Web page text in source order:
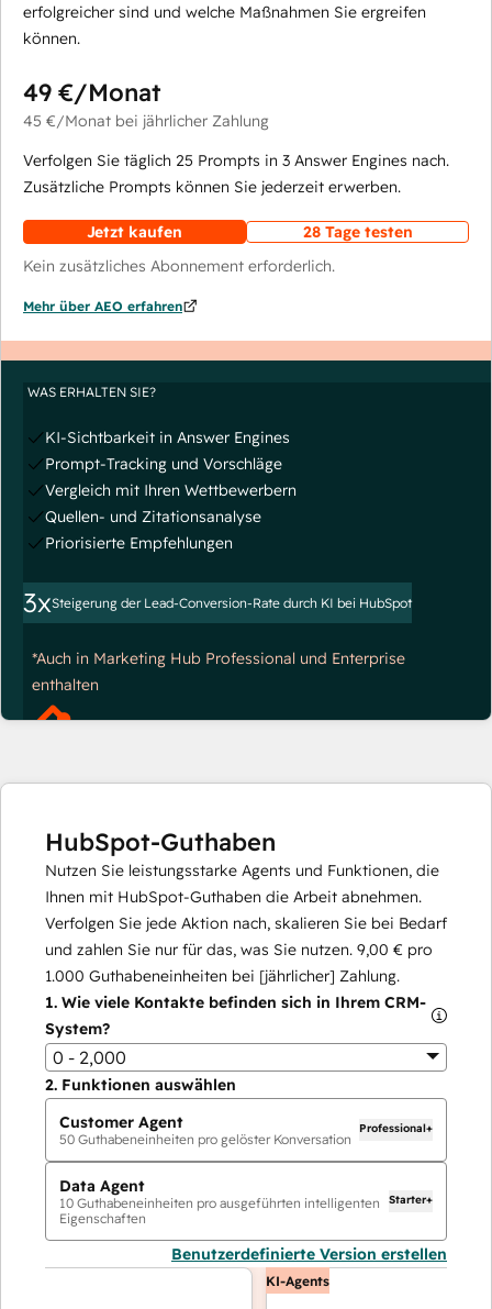
erfolgreicher sind und welche Maßnahmen Sie ergreifen
können.
49 €/Monat
45 €/Monat bei jährlicher Zahlung
Verfolgen Sie täglich 25 Prompts in 3 Answer Engines nach.
Zusätzliche Prompts können Sie jederzeit erwerben.
Jetzt kaufen
28 Tage testen
Kein zusätzliches Abonnement erforderlich.
Mehr über AEO erfahren
WAS ERHALTEN SIE?
KI-Sichtbarkeit in Answer Engines
Prompt-Tracking und Vorschläge
Vergleich mit Ihren Wettbewerbern
Quellen- und Zitationsanalyse
Priorisierte Empfehlungen
3xSteigerung der Lead-Conversion-Rate durch KI bei HubSpot
*Auch in Marketing Hub Professional und Enterprise
enthalten
HubSpot-Guthaben
Nutzen Sie leistungsstarke Agents und Funktionen, die
Ihnen mit HubSpot-Guthaben die Arbeit abnehmen.
Verfolgen Sie jede Aktion nach, skalieren Sie bei Bedarf
und zahlen Sie nur für das, was Sie nutzen. 9,00 € pro
1.000 Guthabeneinheiten bei [jährlicher] Zahlung.
1. Wie viele Kontakte befinden sich in Ihrem CRM-
System?
0 - 2,000
2. Funktionen auswählen
Customer Agent
50 Guthabeneinheiten pro gelöster Konversation
Professional+
Data Agent
10 Guthabeneinheiten pro ausgeführten intelligenten
Eigenschaften
Starter+
Benutzerdefinierte Version erstellen
KI-Agents